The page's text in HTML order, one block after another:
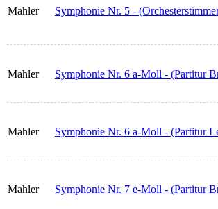
Mahler Symphonie Nr. 5 -
Mahler Symphonie Nr. 6 a-Moll - (Partitur
Mahler Symphonie Nr. 6 a-Moll - (Partitur
Mahler Symphonie Nr. 7 e-Moll - (Partitur